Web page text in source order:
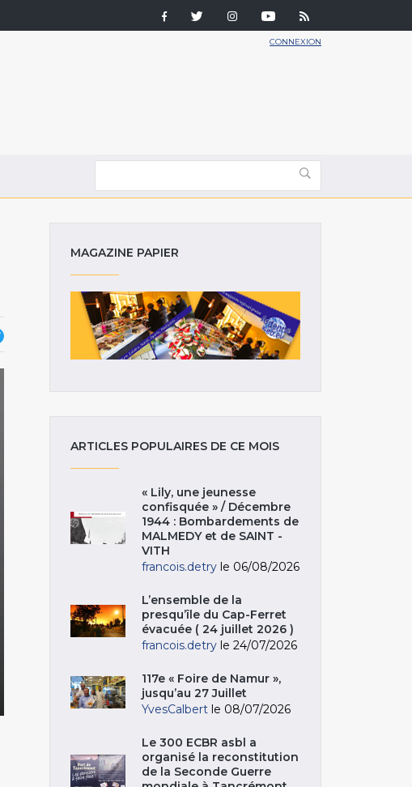
CONNEXION
MAGAZINE PAPIER
ARTICLES POPULAIRES DE CE MOIS
« Lily, une jeunesse
confisquée » / Décembre
1944 : Bombardements de
MALMEDY et de SAINT -
VITH
francois.detry le 06/08/2026
L’ensemble de la
presqu’île du Cap-Ferret
évacuée ( 24 juillet 2026 )
francois.detry le 24/07/2026
117e « Foire de Namur »,
jusqu’au 27 Juillet
YvesCalbert le 08/07/2026
Le 300 ECBR asbl a
organisé la reconstitution
de la Seconde Guerre